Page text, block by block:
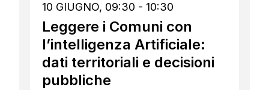
10 GIUGNO, 09:30 - 10:30
Leggere i Comuni con
l’intelligenza Artificiale:
dati territoriali e decisioni
pubbliche